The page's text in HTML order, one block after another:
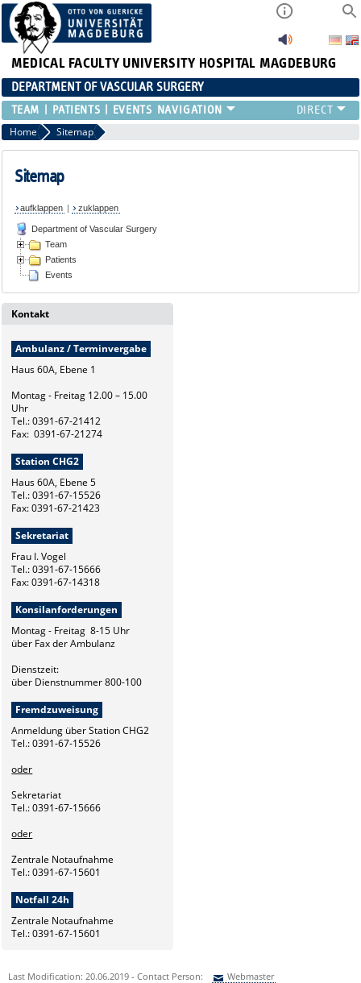
MEDICAL FACULTY UNIVERSITY HOSPITAL MAGDEBURG
DEPARTMENT OF VASCULAR SURGERY
TEAM PATIENTS EVENTS
Home Sitemap
Sitemap
aufklappen | zuklappen
Department of Vascular Surgery
Team
Patients
Events
Kontakt
Ambulanz / Terminvergabe
Haus 60A, Ebene 1
Montag - Freitag 12.00 – 15.00
Uhr
Tel.: 0391-67-21412
Fax: 0391-67-21274
Station CHG2
Haus 60A, Ebene 5
Tel.: 0391-67-15526
Fax: 0391-67-21423
Sekretariat
Frau I. Vogel
Tel.: 0391-67-15666
Fax: 0391-67-14318
Konsilanforderungen
Montag - Freitag 8-15 Uhr
über Fax der Ambulanz
Dienstzeit:
über Dienstnummer 800-100
Fremdzuweisung
Anmeldung über Station CHG2
Tel.: 0391-67-15526
oder
Sekretariat
Tel.: 0391-67-15666
oder
Zentrale Notaufnahme
Tel.: 0391-67-15601
Notfall 24h
Zentrale Notaufnahme
Tel.: 0391-67-15601
Last Modification: 20.06.2019 - Contact Person: Webmaster